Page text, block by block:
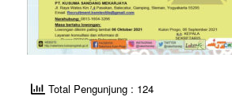
Total Pengunjung : 124